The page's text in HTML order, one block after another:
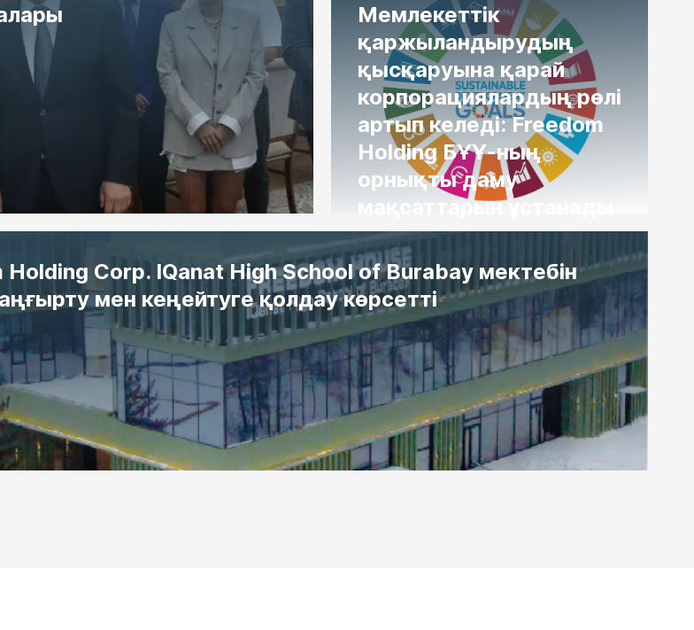
Мемлекеттік
қаржыландырудың
қысқаруына қарай
корпорациялардың рөлі
артып келеді: Freedom
Holding БҰҰ-ның
орнықты даму
мақсаттарын ұстанады
Holding Corp. IQanat High School of Burabay мектебін
мен кеңейтуге қолдау көрсетті